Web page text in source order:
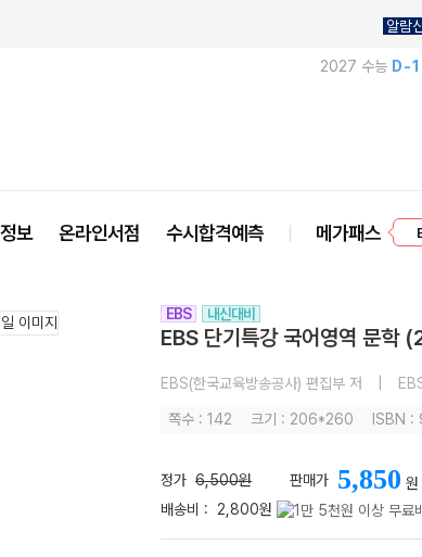
알람
2027 수능 D-
보 온라인서점 수시합격예측 메가패스
EBS 내신대비
EBS 단기특강 국어영역 문학
EBS(한국교육방송공사) 편집부 저
쪽수 : 142 크기 : 206*260 ISBN
정가 6,500원 판매가 5,850 원
배송비 : 2,800원